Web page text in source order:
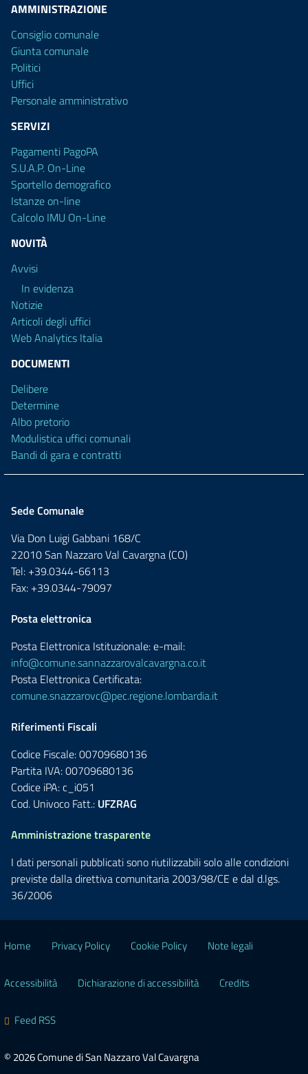
AMMINISTRAZIONE
Consiglio comunale
Giunta comunale
Politici
Uffici
Personale amministrativo
SERVIZI
Pagamenti PagoPA
S.U.A.P. On-Line
Sportello demografico
Istanze on-line
Calcolo IMU On-Line
NOVITÀ
Avvisi
In evidenza
Notizie
Articoli degli uffici
Web Analytics Italia
DOCUMENTI
Delibere
Determine
Albo pretorio
Modulistica uffici comunali
Bandi di gara e contratti
Sede Comunale
Via Don Luigi Gabbani 168/C
22010 San Nazzaro Val Cavargna (CO)
Tel: +39.0344-66113
Fax: +39.0344-79097
Posta elettronica
Posta Elettronica Istituzionale: e-mail:
info@comune.sannazzarovalcavargna.co.it
Posta Elettronica Certificata:
comune.snazzarovc@pec.regione.lombardia.it
Riferimenti Fiscali
Codice Fiscale: 00709680136
Partita IVA: 00709680136
Codice iPA: c_i051
Cod. Univoco Fatt.: UFZRAG
Amministrazione trasparente
I dati personali pubblicati sono riutilizzabili solo alle condizioni
previste dalla direttiva comunitaria 2003/98/CE e dal d.lgs.
36/2006
Home Privacy Policy Cookie Policy Note legali
Accessibilità Dichiarazione di accessibilità Credits
Feed RSS
© 2026 Comune di San Nazzaro Val Cavargna